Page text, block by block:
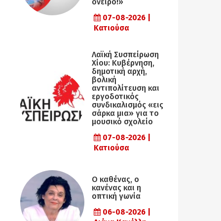
07-08-2026 |
Κατιούσα
Λαϊκή Συσπείρωση
Χίου: Κυβέρνηση,
δημοτική αρχή,
βολική
αντιπολίτευση και
εργοδοτικός
συνδικαλισμός «εις
σάρκα μια» για το
μουσικό σχολείο
07-08-2026 |
Κατιούσα
Ο καθένας, ο
κανένας και η
οπτική γωνία
06-08-2026 |